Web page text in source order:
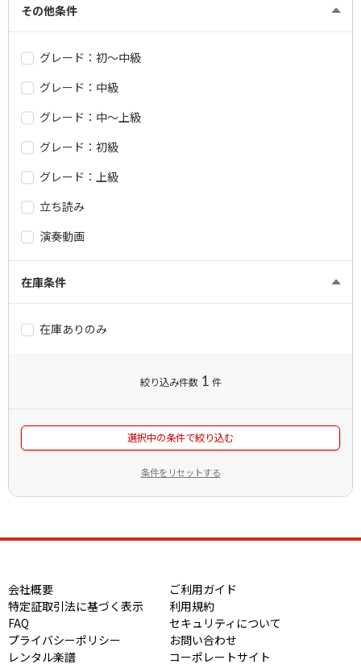
その他条件
グレード：初～中級
グレード：中級
グレード：中～上級
グレード：初級
グレード：上級
立ち読み
演奏動画
在庫条件
在庫ありのみ
絞り込み件数 1 件
選択中の条件で絞り込む
条件をリセットする
会社概要
ご利用ガイド
特定証取引法に基づく表示
利用規約
FAQ
セキュリティについて
プライバシーポリシー
お問い合わせ
レンタル楽譜
コーポレートサイト